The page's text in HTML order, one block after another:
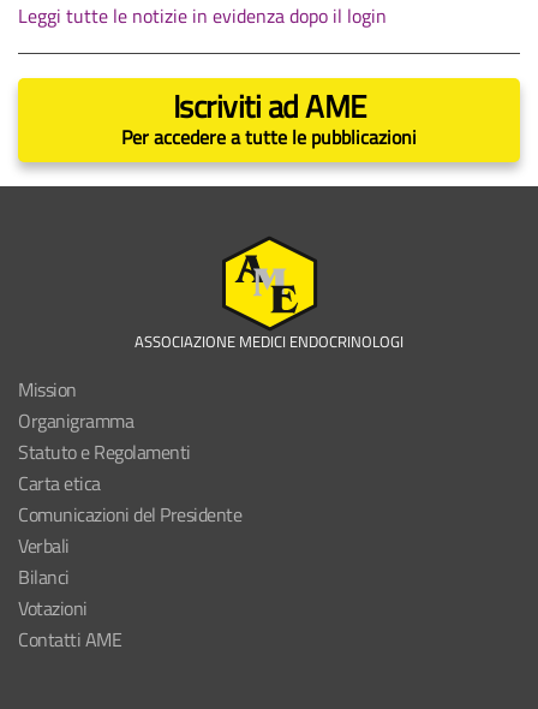
Leggi tutte le notizie in evidenza dopo il login
Iscriviti ad AME
Per accedere a tutte le pubblicazioni
ASSOCIAZIONE MEDICI ENDOCRINOLOGI
Mission
Organigramma
Statuto e Regolamenti
Carta etica
Comunicazioni del Presidente
Verbali
Bilanci
Votazioni
Contatti AME